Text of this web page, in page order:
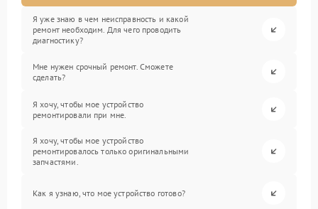
Я уже знаю в чем неисправность и какой
ремонт необходим. Для чего проводить
диагностику?
Мне нужен срочный ремонт. Сможете
сделать?
Я хочу, чтобы мое устройство
ремонтировали при мне.
Я хочу, чтобы мое устройство
ремонтировалось только оригинальными
запчастями.
Как я узнаю, что мое устройство готово?